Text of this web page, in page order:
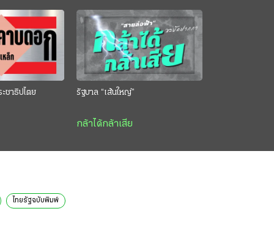
ชาธิปไตย รัฐบาล “เส้นใหญ่”
กล้าได้กล้าเสีย
ไทยรัฐฉบับพิมพ์